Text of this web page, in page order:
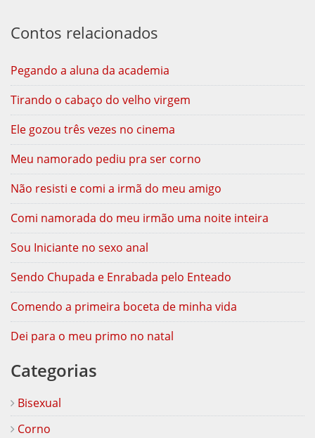
Contos relacionados
Pegando a aluna da academia
Tirando o cabaço do velho virgem
Ele gozou três vezes no cinema
Meu namorado pediu pra ser corno
Não resisti e comi a irmã do meu amigo
Comi namorada do meu irmão uma noite inteira
Sou Iniciante no sexo anal
Sendo Chupada e Enrabada pelo Enteado
Comendo a primeira boceta de minha vida
Dei para o meu primo no natal
Categorias
Bisexual
Corno